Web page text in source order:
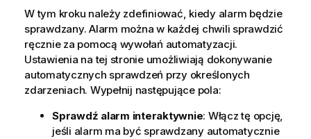
W tym kroku należy zdefiniować, kiedy alarm będzie
sprawdzany. Alarm można w każdej chwili sprawdzić
ręcznie za pomocą wywołań automatyzacji.
Ustawienia na tej stronie umożliwiają dokonywanie
automatycznych sprawdzeń przy określonych
zdarzeniach. Wypełnij następujące pola:
Sprawdź alarm interaktywnie: Włącz tę opcję,
jeśli alarm ma być sprawdzany automatycznie